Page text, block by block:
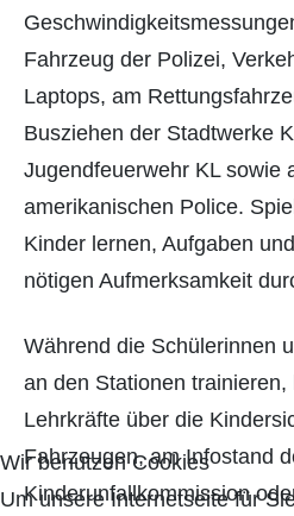
Fahrzeug der Polizei,
Laptops, am
Busziehen der Stadtwerke
Jugendfeuerwehr KL sowie
amerikanischen Police.
Kinder lernen, Aufgaben
nötigen Aufmerksamkeit
Während die Schülerinnen
an den Stationen
Lehrkräfte über die
Fahrzeugen, am Infostand
Kinderunfallkommission
Wir benutzen Cookies
Um unsere Internetseite für